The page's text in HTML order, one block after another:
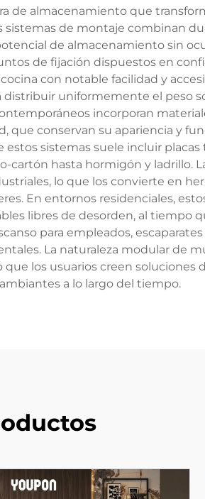
de almacenamiento que
sistemas de montaje combinan
de almacenamiento sin
de fijación dispuestos en
con notable facilidad y
uniformemente el peso
incorporan
que conservan su apariencia y
sistemas suele incluir placas
hasta hormigón y ladrillo.
lo que los convierte en
En entornos residenciales,
libres de desorden, al tiempo
para empleados,
La naturaleza modular de
los usuarios creen soluciones
a lo largo del tiempo.